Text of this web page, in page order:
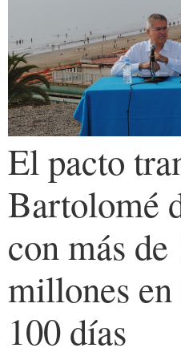
El pacto
Bartolomé
con más de
millones en
100 días